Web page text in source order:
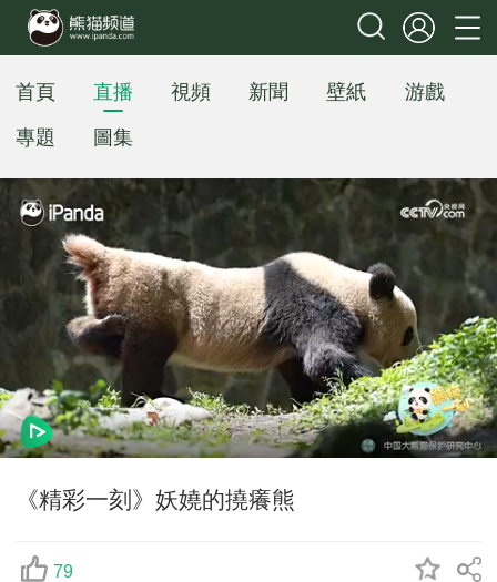
首頁 直播 視頻 新聞 壁紙
游戲
專題
圖集
《精彩一刻》妖嬈的撓癢熊
79